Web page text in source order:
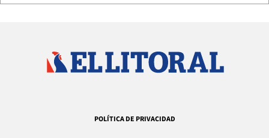
POLÍTICA DE PRIVACIDAD